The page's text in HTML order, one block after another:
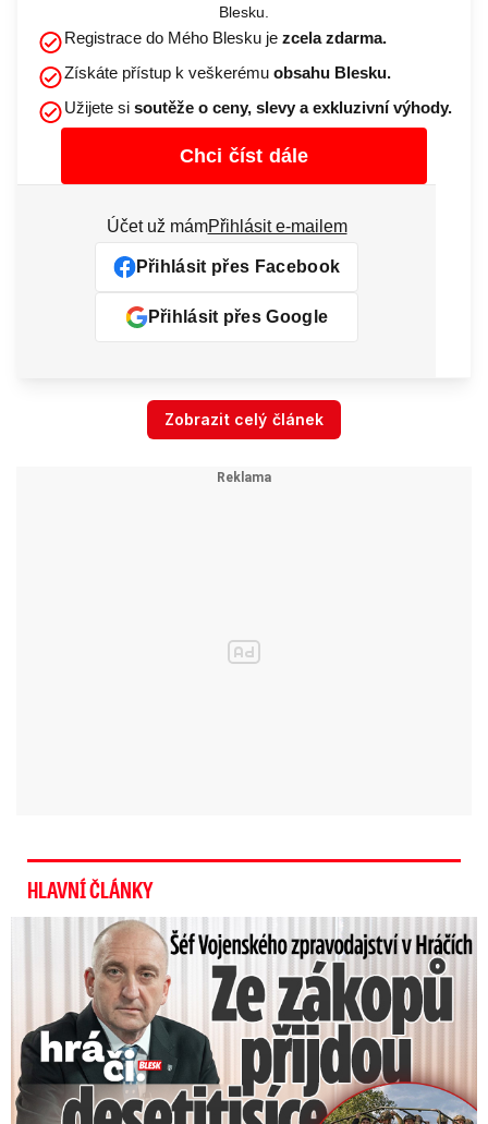
Blesku.
Registrace do Mého Blesku je zcela zdarma.
Získáte přístup k veškerému obsahu Blesku.
Užijete si soutěže o ceny, slevy a exkluzivní výhody.
Chci číst dále
Účet už mámPřihlásit e-mailem
Přihlásit přes Facebook
Přihlásit přes Google
Zobrazit celý článek
HLAVNÍ ČLÁNKY
Šéf Vojenského zpravodajství: Přijdou desetitisíce Ukrajinců